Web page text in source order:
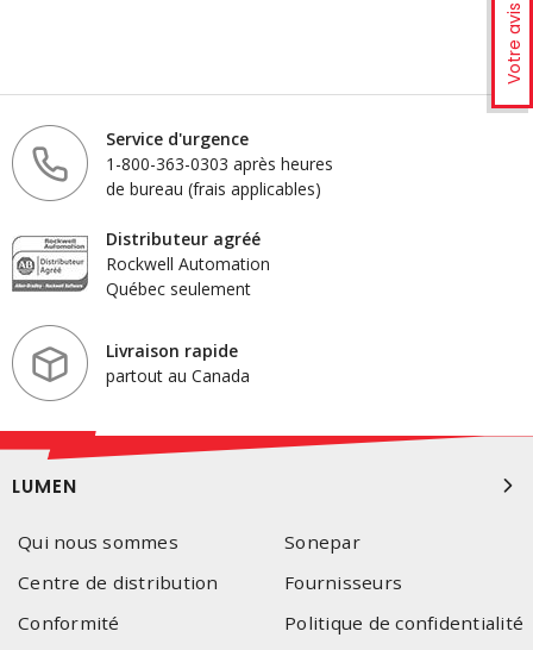
Votre avis
Service d'urgence
1-800-363-0303 après heures
de bureau (frais applicables)
Distributeur agréé
Rockwell Automation
Québec seulement
Livraison rapide
partout au Canada
LUMEN
Qui nous sommes
Sonepar
Centre de distribution
Fournisseurs
Conformité
Politique de confidentialité